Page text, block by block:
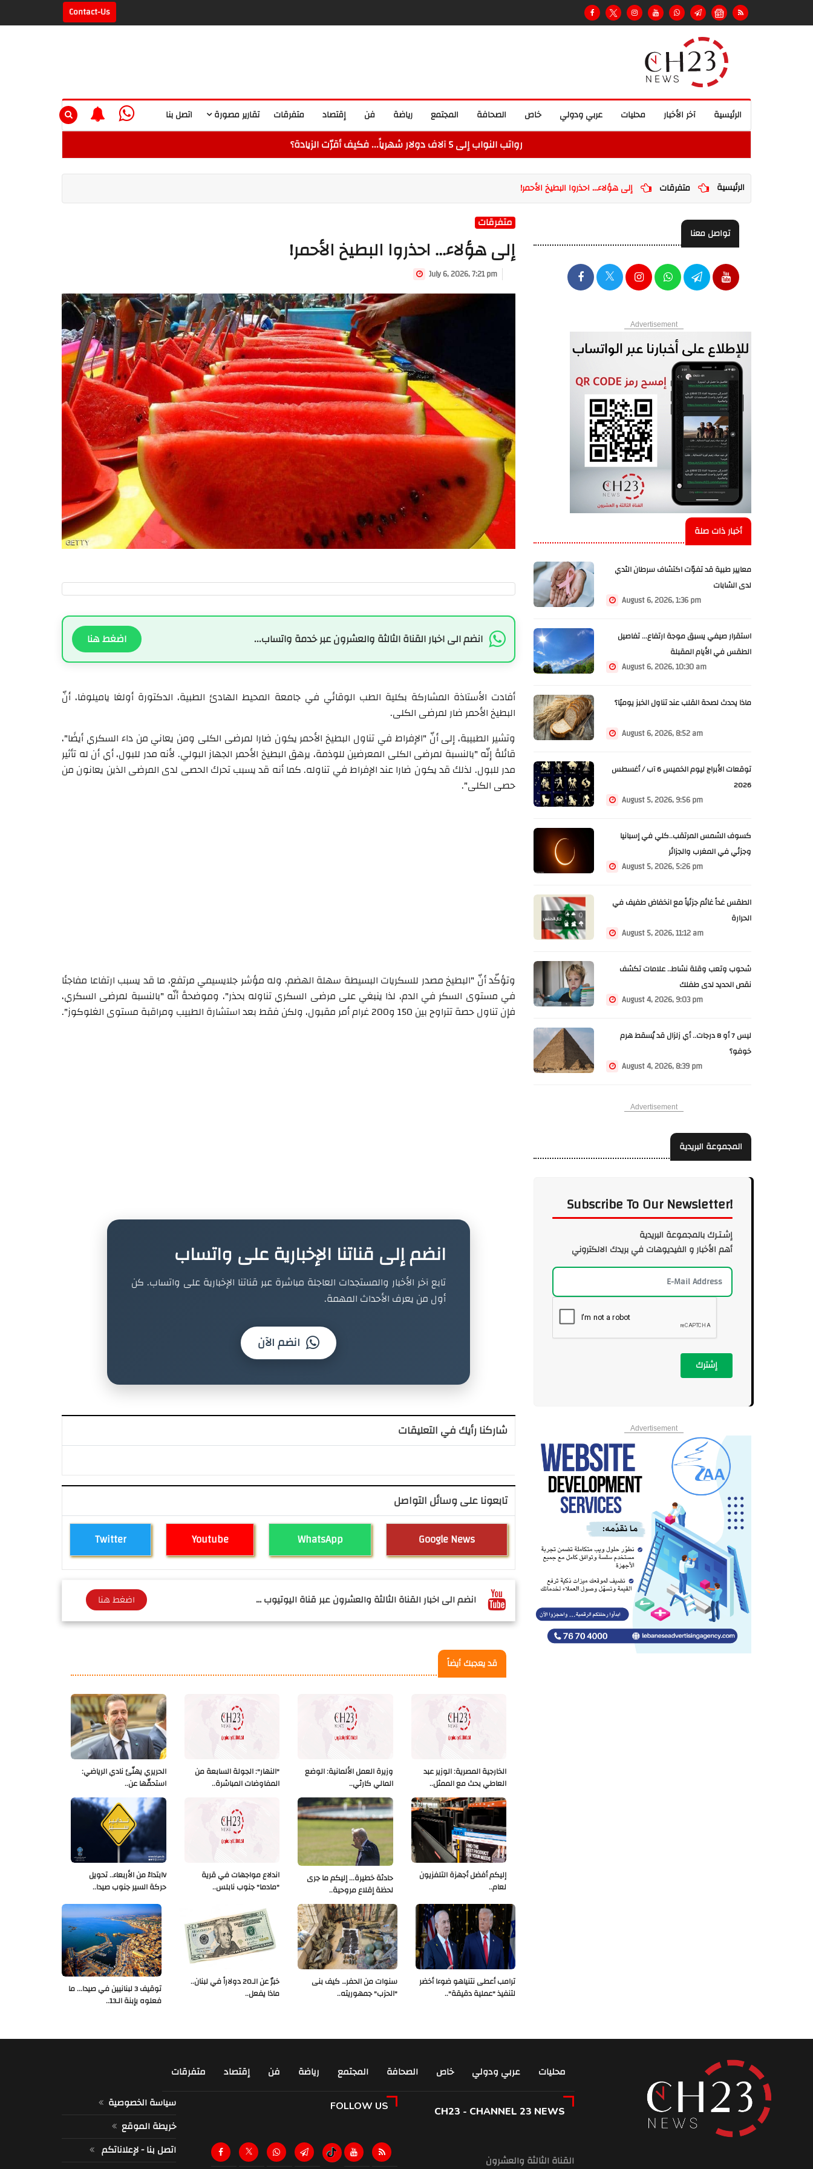
Contact-Us
اتصل بنا تقارير مصورة متفرقات إقتصاد فن رياضة المجتمع الصحافة خاص عربي ودولي محليات آخر الأخبار الرئيسية
رواتب النواب إلى 5 آلاف دولار شهرياً... فكيف أقرّت الزيادة؟
الرئيسية متفرقات إلى هؤلاء... احذروا البطيخ الأحمر!
متفرقات
إلى هؤلاء... احذروا البطيخ الأحمر!
July 6, 2026, 7:21 pm
انضم الى اخبار القناة الثالثة والعشرون عبر خدمة واتساب... اضغط هنا
أفادت الأستاذة المشاركة بكلية الطب الوقائي في جامعة المحيط الهادئ الطبية، الدكتورة أولغا ياميلوفا، أنّ
البطيخ الأحمر ضار لمرضى الكلى.
وتشير الطبيبة، إلى أنّ "الإفراط في تناول البطيخ الأحمر يكون ضارا لمرضى الكلى ومن يعاني من داء السكري أيضًا"،
قائلةً إنّه "بالنسبة لمرضى الكلى المعرضين للوذمة، يرهق البطيخ الأحمر الجهاز البولي. لأنه مدر للبول، أي أن له تأثير
مدر للبول. لذلك قد يكون ضارا عند الإفراط في تناوله. كما أنه قد يسبب تحرك الحصى لدى المرضى الذين يعانون من
حصى الكلى".
وتؤكّد أنّ "البطيخ مصدر للسكريات البسيطة سهلة الهضم، وله مؤشر جلايسيمي مرتفع، ما قد يسبب ارتفاعا مفاجئا
في مستوى السكر في الدم، لذا ينبغي على مرضى السكري تناوله بحذر"، وموضحةً أنّه "بالنسبة لمرضى السكري،
فإن تناول حصة تتراوح بين 150 و200 غرام أمر مقبول، ولكن فقط بعد استشارة الطبيب ومراقبة مستوى الغلوكوز".
انضم إلى قناتنا الإخبارية على واتساب
تابع آخر الأخبار والمستجدات العاجلة مباشرة عبر قناتنا الإخبارية على واتساب. كن
أول من يعرف الأحداث المهمة.
انضم الآن
شاركنا رأيك في التعليقات
تابعونا على وسائل التواصل
Twitter Youtube WhatsApp Google News
انضم الى اخبار القناة الثالثة والعشرون عبر قناة اليوتيوب ... اضغط هنا
قد يعجبك أيضاً
الحريري يهنّئ نادي الرياضي:
استحقّها عن..
"النهار": الجولة السابعة من
المفاوضات المباشرة..
وزيرة العمل الألمانية: الوضع
المالي كارثي..
الخارجية المصرية: الوزير عبد
العاطي بحث مع الممثل..
Vابتداءً من الأربعاء.. تحويل
حركة السير جنوب صيدا..
اندلاع مواجهات في قرية
"مادما" جنوب نابلس..
حادثة خطيرة... إليكم ما جرى
لحظة إقلاع مروحية..
إليكم أفضل أجهزة التلفزيون
لعام..
توقيف 3 لبنانيين في صيدا... ما
فعلوه بإبنة الـ13..
خبرٌ عن الـ20 دولاراً في لبنان..
ماذا يفعل..
سنوات من الحفر… كيف بنى
"الحزب" جمهوريته..
ترامب أعطى نتنياهو ضوءا أخضر
لتنفيذ "عملية دقيقة"..
تواصل معنا
Advertisement
أخبار ذات صلة
معايير طبية قد تفوّت اكتشاف سرطان الثدي
لدى الشابات
August 6, 2026, 1:36 pm
استقرار صيفي يسبق موجة ارتفاع... تفاصيل
الطقس في الأيام المقبلة
August 6, 2026, 10:30 am
ماذا يحدث لصحة القلب عند تناول الخبز يوميًا؟
August 6, 2026, 8:52 am
توقعات الأبراج ليوم الخميس 6 آب / أغسطس
2026
August 5, 2026, 9:56 pm
كسوف الشمس المرتقب..كلي في إسبانيا
وجزئي في المغرب والجزائر
August 5, 2026, 5:26 pm
الطقس غداً غائم جزئياً مع انخفاض طفيف في
الحرارة
August 5, 2026, 11:12 am
شحوب وتعب وقلة نشاط.. علامات تكشف
نقص الحديد لدى طفلك
August 4, 2026, 9:03 pm
ليس 7 أو 8 درجات.. أي زلزال قد يُسقط هرم
خوفو؟
August 4, 2026, 8:39 pm
Advertisement
المجموعة البريدية
Subscribe To Our Newsletter!
إشـتـرك بالمجموعة البريدية
أهم الأخبار و الفيديوهات في بريدك الالكتروني
إشترك
Advertisement
متفرقات إقتصاد فن رياضة المجتمع الصحافة خاص عربي ودولي
محليات
سياسة الخصوصية
خريطة الموقع
اتصل بنا - لإعلاناتكم
FOLLOW US CH23 - CHANNEL 23 NEWS
القناة الثالثة والعشرون